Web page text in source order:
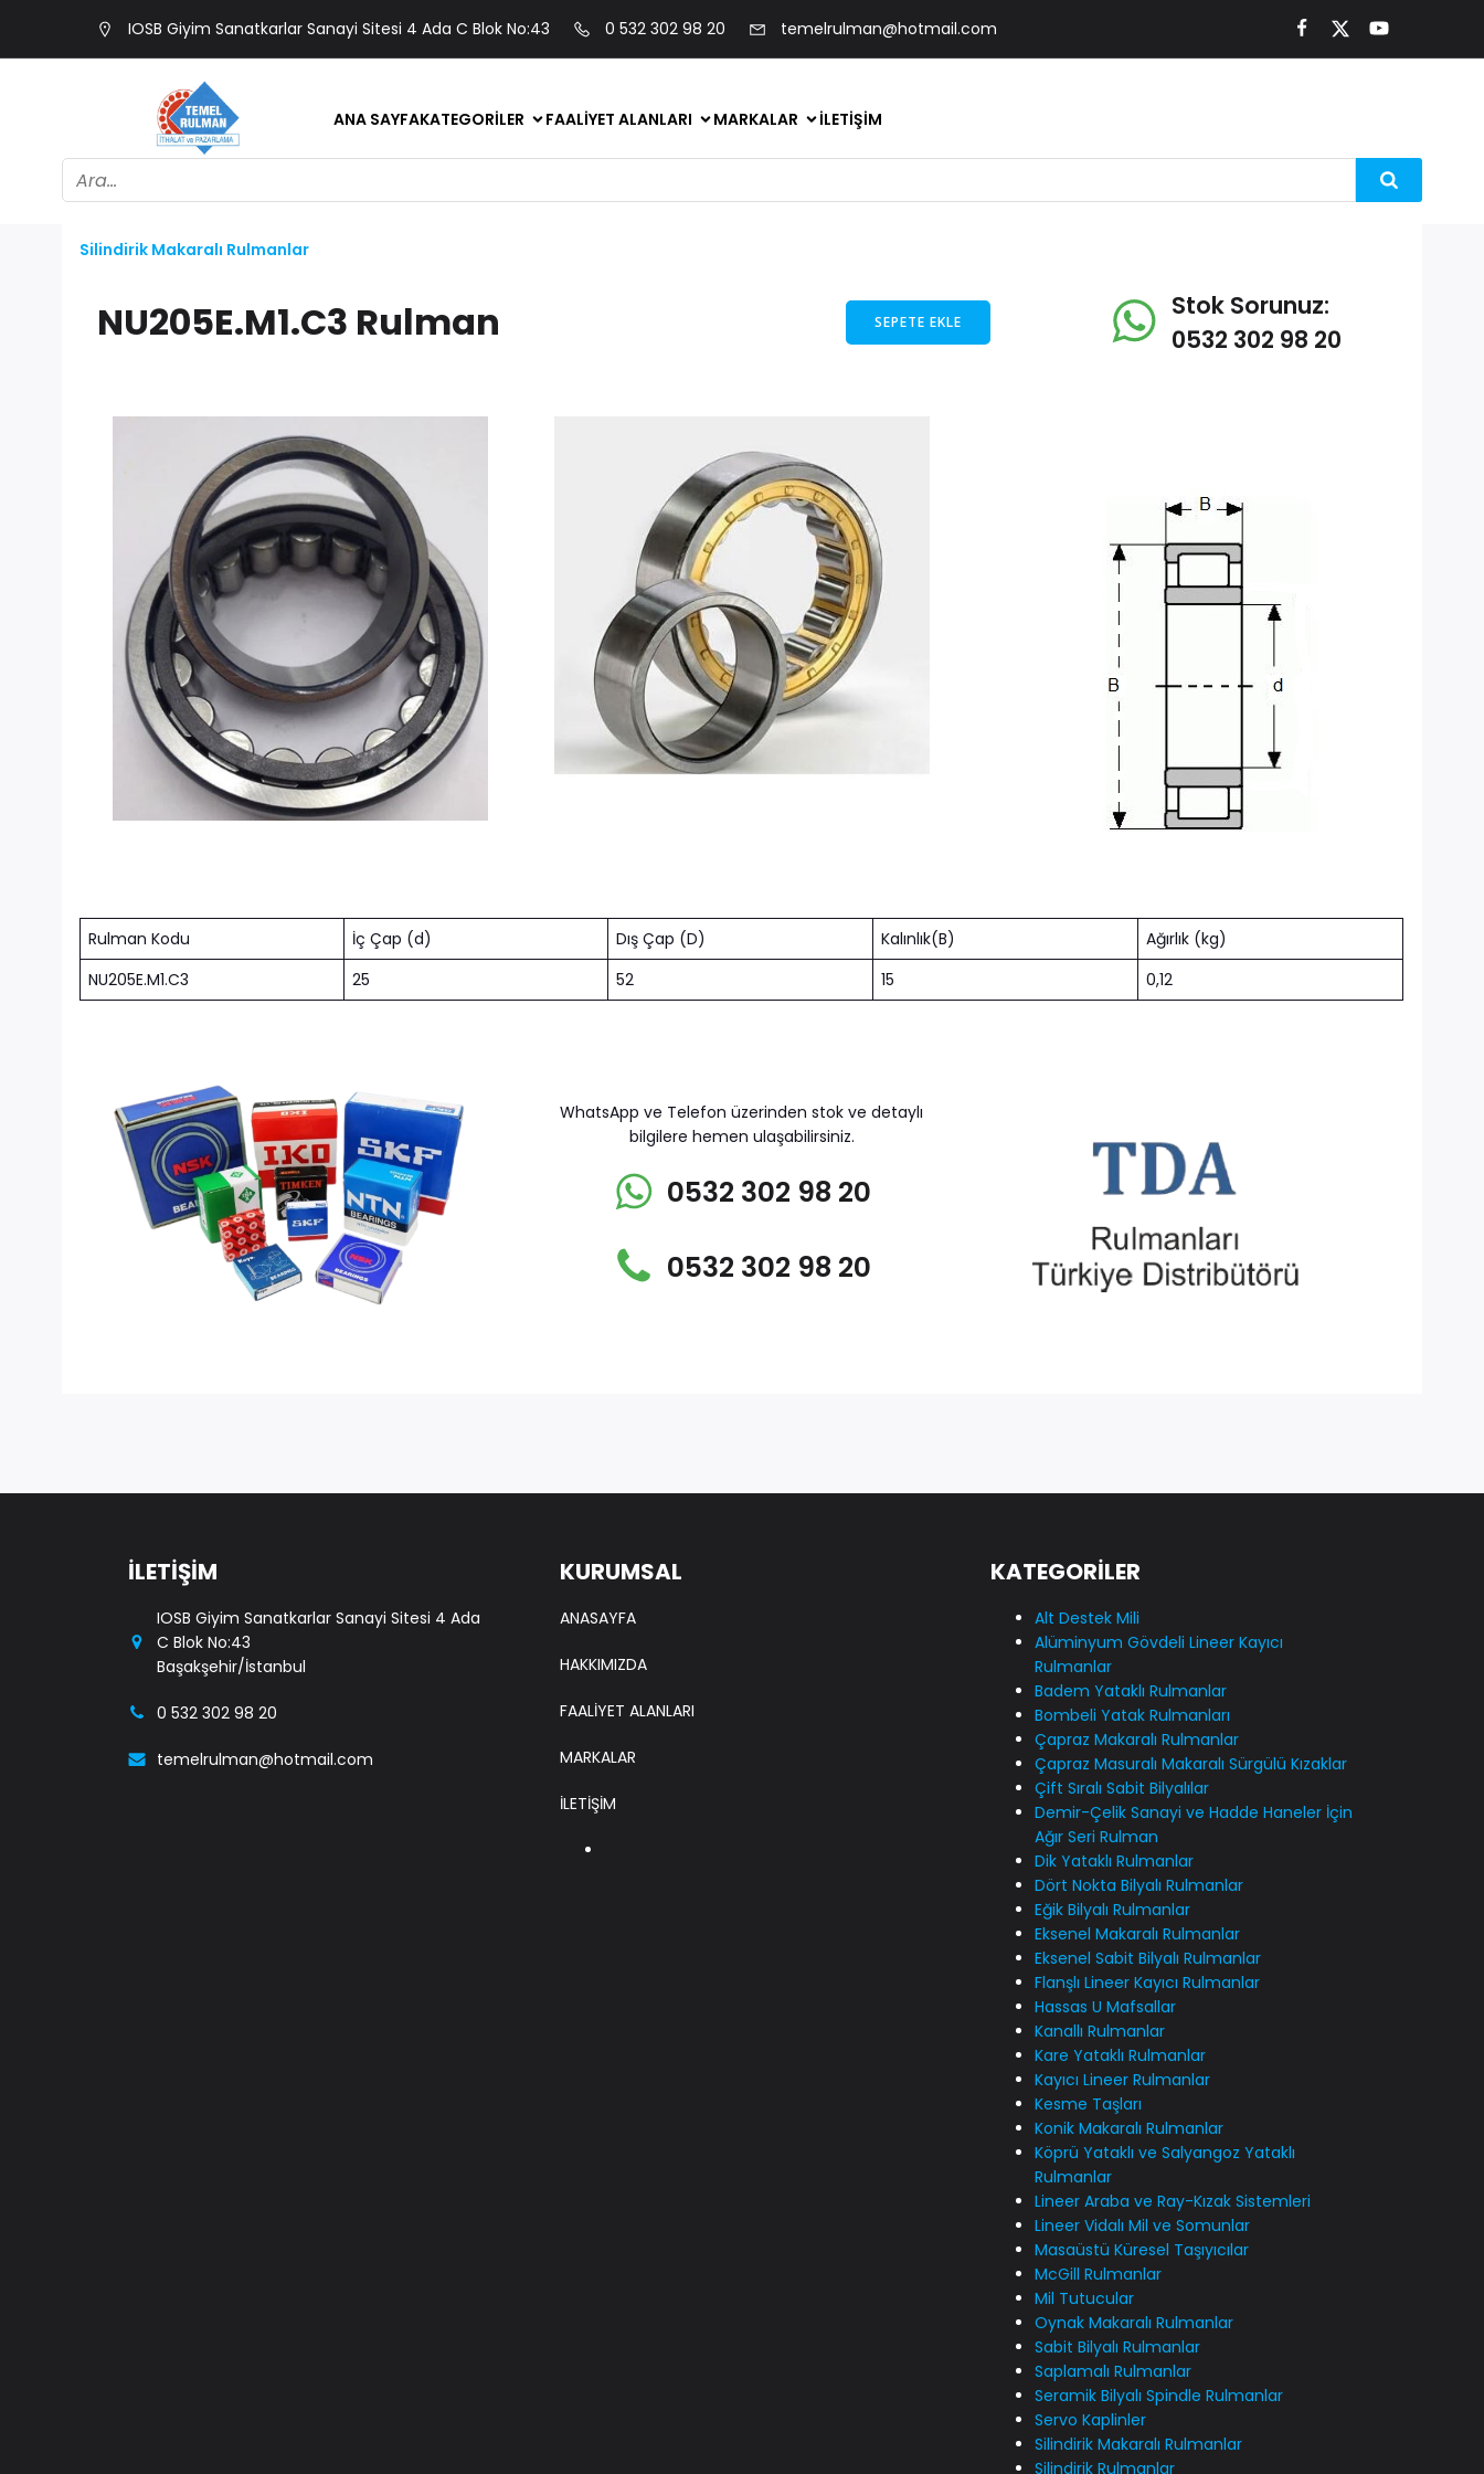
IOSB Giyim Sanatkarlar Sanayi Sitesi 4 Ada C Blok No:43 0 532 302 98 20 temelrulman@hotmail.com
ANA SAYFAKATEGORILER FAALIYET ALANLARI MARKALAR İLETIŞIM
Silindirik Makaralı Rulmanlar
NU205E.M1.C3 Rulman SEPETE EKLE
Stok Sorunuz:
0532 302 98 20
Rulman Kodu İç Çap (d) Dış Çap (D) Kalınlık(B)
Ağırlık (kg)
NU205E.M1.C3
25 52 15 0,12
WhatsApp ve Telefon üzerinden stok ve detaylı
bilgilere hemen ulaşabilirsiniz.
0532 302 98 20
0532 302 98 20
İLETİŞİM
IOSB Giyim Sanatkarlar Sanayi Sitesi 4 Ada
C Blok No:43
Başakşehir/İstanbul
0 532 302 98 20
temelrulman@hotmail.com
KURUMSAL
ANASAYFA
HAKKIMIZDA
FAALİYET ALANLARI
MARKALAR
İLETİŞİM
KATEGORİLER
Alt Destek Mili
Alüminyum Gövdeli Lineer Kayıcı
Rulmanlar
Badem Yataklı Rulmanlar
Bombeli Yatak Rulmanları
Çapraz Makaralı Rulmanlar
Çapraz Masuralı Makaralı Sürgülü Kızaklar
Çift Sıralı Sabit Bilyalılar
Demir-Çelik Sanayi ve Hadde Haneler İçin
Ağır Seri Rulman
Dik Yataklı Rulmanlar
Dört Nokta Bilyalı Rulmanlar
Eğik Bilyalı Rulmanlar
Eksenel Makaralı Rulmanlar
Eksenel Sabit Bilyalı Rulmanlar
Flanşlı Lineer Kayıcı Rulmanlar
Hassas U Mafsallar
Kanallı Rulmanlar
Kare Yataklı Rulmanlar
Kayıcı Lineer Rulmanlar
Kesme Taşları
Konik Makaralı Rulmanlar
Köprü Yataklı ve Salyangoz Yataklı
Rulmanlar
Lineer Araba ve Ray-Kızak Sistemleri
Lineer Vidalı Mil ve Somunlar
Masaüstü Küresel Taşıyıcılar
McGill Rulmanlar
Mil Tutucular
Oynak Makaralı Rulmanlar
Sabit Bilyalı Rulmanlar
Saplamalı Rulmanlar
Seramik Bilyalı Spindle Rulmanlar
Servo Kaplinler
Silindirik Makaralı Rulmanlar
Silindirik Rulmanlar